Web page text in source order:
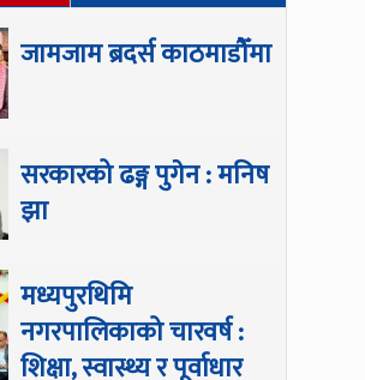
जामजाम ब्रदर्स काठमाडौँमा
सरकारको ढङ्ग पुगेन : मनिष
झा
मध्यपुरथिमि
नगरपालिकाको चारवर्ष :
शिक्षा, स्वास्थ्य र पूर्वाधार